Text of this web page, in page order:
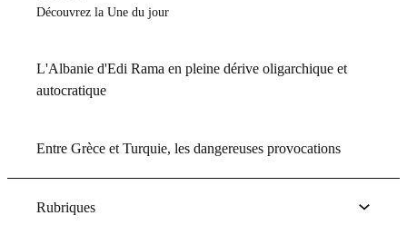
Découvrez la Une du jour
L'Albanie d'Edi Rama en pleine dérive oligarchique et
autocratique
Entre Grèce et Turquie, les dangereuses provocations
Rubriques